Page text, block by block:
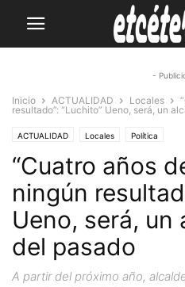
-
Inicio ACTUALIDAD Locales
resultado”: “Luchito” Ueno, será, un
ACTUALIDAD Locales Política
“Cuatro años
ningún
Ueno, será, un
del pasado
A partir del próximo año,